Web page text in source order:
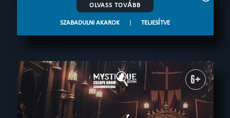
OLVASS TOVÁBB
SZABADULNI AKAROK | TELJESÍTVE
6+